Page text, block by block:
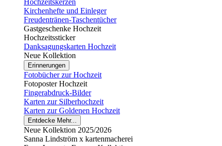
Hochzeitskerzen
Kirchenhefte und Einleger
Freudentränen-Taschentücher
Gastgeschenke Hochzeit
Hochzeitssticker
Danksagungskarten Hochzeit
Neue Kollektion
Erinnerungen
Fotobücher zur Hochzeit
Fotoposter Hochzeit
Fingerabdruck-Bilder
Karten zur Silberhochzeit
Karten zur Goldenen Hochzeit
Entdecke Mehr...
Neue Kollektion 2025/2026
Sanna Lindström x kartenmacherei